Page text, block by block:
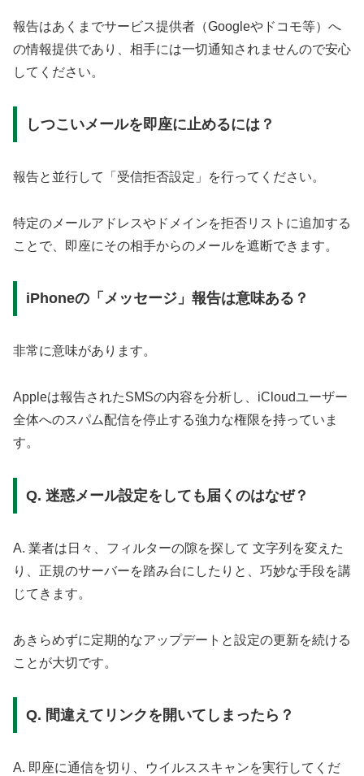
報告はあくまでサービス提供者（Googleやドコモ等）へ
の情報提供であり、相手には一切通知されませんので安心
してください。
しつこいメールを即座に止めるには？
報告と並行して「受信拒否設定」を行ってください。
特定のメールアドレスやドメインを拒否リストに追加する
ことで、即座にその相手からのメールを遮断できます。
iPhoneの「メッセージ」報告は意味ある？
非常に意味があります。
Appleは報告されたSMSの内容を分析し、iCloudユーザー
全体へのスパム配信を停止する強力な権限を持っていま
す。
Q. 迷惑メール設定をしても届くのはなぜ？
A. 業者は日々、フィルターの隙を探して 文字列を変えた
り、正規のサーバーを踏み台にしたりと、巧妙な手段を講
じてきます。
あきらめずに定期的なアップデートと設定の更新を続ける
ことが大切です。
Q. 間違えてリンクを開いてしまったら？
A. 即座に通信を切り、ウイルススキャンを実行してくだ